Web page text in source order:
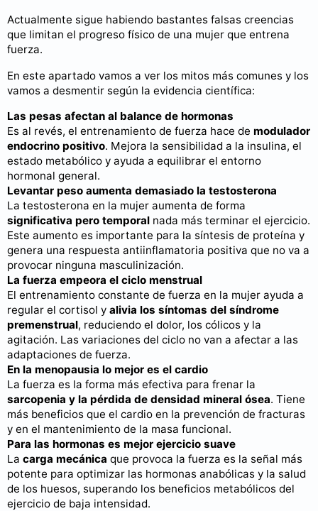
Actualmente sigue habiendo bastantes falsas creencias
que limitan el progreso físico de una mujer que entrena
fuerza.
En este apartado vamos a ver los mitos más comunes y los
vamos a desmentir según la evidencia científica:
Las pesas afectan al balance de hormonas
Es al revés, el entrenamiento de fuerza hace de modulador
endocrino positivo. Mejora la sensibilidad a la insulina, el
estado metabólico y ayuda a equilibrar el entorno
hormonal general.
Levantar peso aumenta demasiado la testosterona
La testosterona en la mujer aumenta de forma
significativa pero temporal nada más terminar el ejercicio.
Este aumento es importante para la síntesis de proteína y
genera una respuesta antiinflamatoria positiva que no va a
provocar ninguna masculinización.
La fuerza empeora el ciclo menstrual
El entrenamiento constante de fuerza en la mujer ayuda a
regular el cortisol y alivia los síntomas del síndrome
premenstrual, reduciendo el dolor, los cólicos y la
agitación. Las variaciones del ciclo no van a afectar a las
adaptaciones de fuerza.
En la menopausia lo mejor es el cardio
La fuerza es la forma más efectiva para frenar la
sarcopenia y la pérdida de densidad mineral ósea. Tiene
más beneficios que el cardio en la prevención de fracturas
y en el mantenimiento de la masa funcional.
Para las hormonas es mejor ejercicio suave
La carga mecánica que provoca la fuerza es la señal más
potente para optimizar las hormonas anabólicas y la salud
de los huesos, superando los beneficios metabólicos del
ejercicio de baja intensidad.